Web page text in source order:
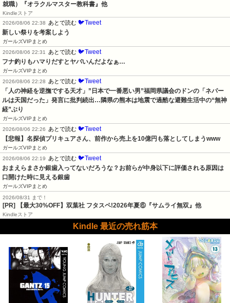
就職）『オラクルマスター教科書』他
Kindleストア
2026/08/06 22:38
あとで読む 🐦Tweet
新しい祭りを考案しよう
ガールズVIPまとめ
2026/08/06 22:31
あとで読む 🐦Tweet
フナ釣りもハマりだすとヤバいんだよなぁ…
ガールズVIPまとめ
2026/08/06 22:28
あとで読む 🐦Tweet
「人の神経を逆撫でする天才」”日本で一番悪い男”福岡県議会のドンの「ネパー
ルは天国だった」発言に批判続出…隣県の熊本は地震で過酷な避難生活中の“無神
経”ぶり
ガールズVIPまとめ
2026/08/06 22:26
あとで読む 🐦Tweet
【悲報】名探偵プリキュアさん、前作から売上を10億円も落としてしまうwww
ガールズVIPまとめ
2026/08/06 22:19
あとで読む 🐦Tweet
おまえらまさか銀歯入ってないだろうな？お前らが中身以下に評価される原因は
口開けた時に見える銀歯
ガールズVIPまとめ
2026/08/31 まで！
[PR] 【最大30%OFF】双葉社 フタスペ!2026年夏⑥『サムライ無双』他
Kindleストア
Kindle 最近の売れ筋本